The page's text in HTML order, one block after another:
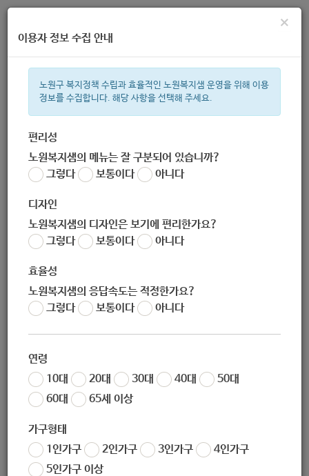
주간 인기검색어
한눈으로 보는 복지 정보
×
이용자 정보 수집 안내
노원구 복지정책 수립과 효율적인 노원복지샘 운영을 위해 이용
정보를 수집합니다. 해당 사항을 선택해 주세요.
편리성
노원복지샘의 메뉴는 잘 구분되어 있습니까?
그렇다
보통이다 아니다
디자인
노원복지샘의 디자인은 보기에 편리한가요?
그렇다
보통이다 아니다
효율성
노원복지샘의 응답속도는 적정한가요?
그렇다
보통이다 아니다
연령
10대
20대 30대 40대
50대
60대
65세 이상
가구형태
1인가구
2인가구 3인가구
4인가구
5인가구 이상
[서울특별시50플러스재단] 지역사회로 찾아가는 "50+강사"를 찾
습니다! ( -8/31)
작성자 노원 복지샘
작성일 2020-08-21 10:15